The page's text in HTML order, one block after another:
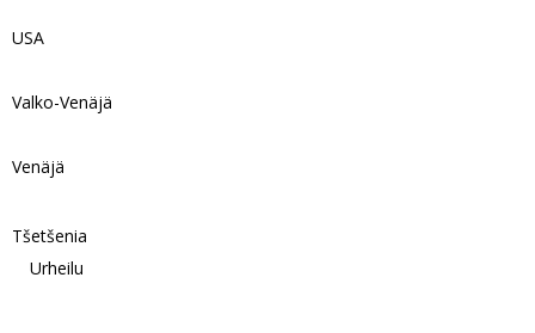
USA
Valko-Venäjä
Venäjä
Tšetšenia
Urheilu